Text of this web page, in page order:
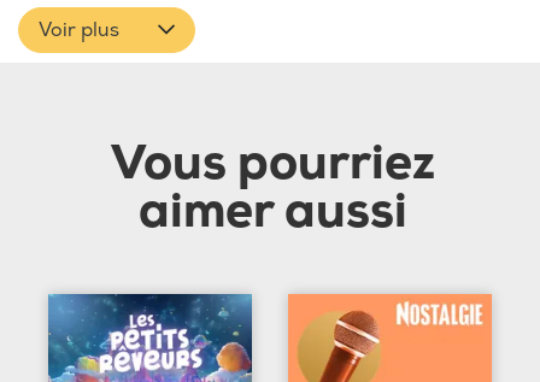
Voir plus
Vous pourriez
aimer aussi